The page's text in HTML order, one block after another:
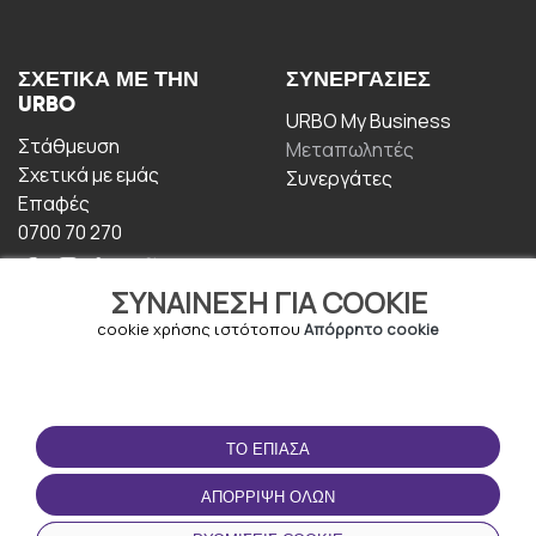
ΣΥΝΑΊΝΕΣΗ ΓΙΑ COOKIE
cookie χρήσης ιστότοπου Απόρρητο cookie
ΤΟ ΈΠΙΑΣΑ
ΑΠΌΡΡΙΨΗ ΌΛΩΝ
ΣΧΕΤΙΚΆ ΜΕ ΤΗΝ
URBO
Στάθμευση
Σχετικά με εμάς
Επαφές
0700 70 270
ΣΥΝΕΡΓΑΣΊΕΣ
URBO My Business
Μεταπωλητές
Συνεργάτες
ΟΡΟΙ ΧΡΉΣΗΣ
Οροι και Προϋποθέσεις
Πολιτική απορρήτου
ΚΑΤΕΒΆΣΤΕ ΤΗΝ
ΕΦΑΡΜΟΓΉ